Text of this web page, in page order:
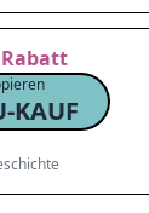
Rabatt
KAUF